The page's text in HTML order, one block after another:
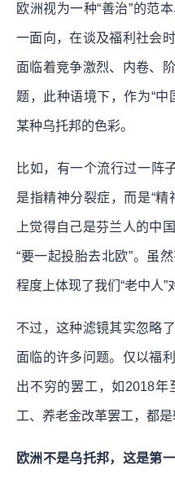
欧洲视为一种“善治”的范
一面向，在谈及福利社会
面临着竞争激烈、内卷、
题，此种语境下，作为“中
某种乌托邦的色彩。
比如，有一个流行过一阵
是指精神分裂症，而是“精
上觉得自己是芬兰人的中
“要一起投胎去北欧”。虽
程度上体现了我们“老中人”
不过，这种滤镜其实忽略
面临的许多问题。仅以福
出不穷的罢工，如2018年
工、养老金改革罢工，都是
欧洲不是乌托邦，这是第一